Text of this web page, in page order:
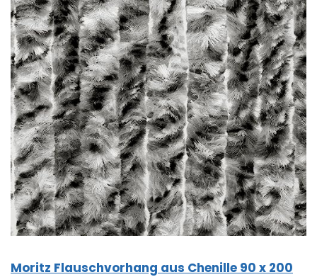
Moritz Flauschvorhang aus Chenille 90 x 200